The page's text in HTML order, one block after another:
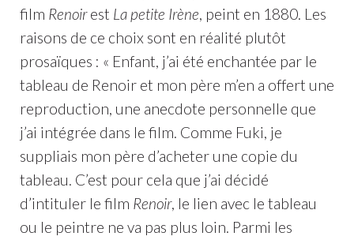
film Renoirest La petite Irène, peint en 1880. Les
raisons de ce choix sont en réalité plutôt
prosaïques : « Enfant, j’ai été enchantée par le
tableau de Renoir et mon père m’en a offert une
reproduction, une anecdote personnelle que
j’ai intégrée dans le film. Comme Fuki, je
suppliais mon père d’acheter une copie du
tableau. C’est pour cela que j’ai décidé
d’intituler le film Renoir, le lien avec le tableau
ou le peintre ne va pas plus loin. Parmi les